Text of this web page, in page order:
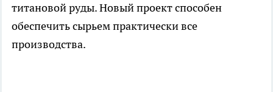
титановой руды. Новый проект способен
обеспечить сырьем практически все
производства.